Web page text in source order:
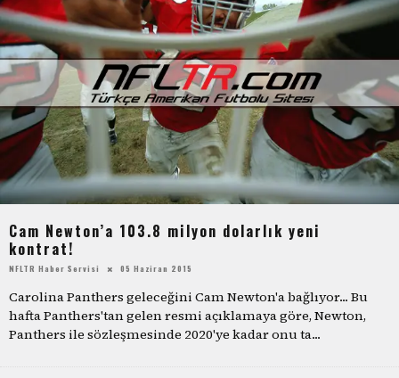
Cam Newton’a 103.8 milyon dolarlık yeni
kontrat!
NFLTR Haber Servisi 05 Haziran 2015
Carolina Panthers geleceğini Cam Newton'a bağlıyor... Bu
hafta Panthers'tan gelen resmi açıklamaya göre, Newton,
Panthers ile sözleşmesinde 2020'ye kadar onu ta...